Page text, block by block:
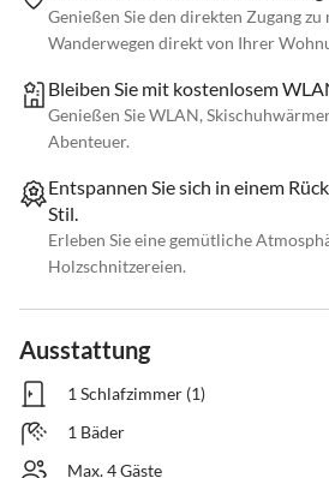
Genießen Sie den direkten Zugang zu
Wanderwegen direkt von Ihrer
Bleiben Sie mit kostenlosem
Genießen Sie WLAN,
Abenteuer.
Entspannen Sie sich in einem
Stil.
Erleben Sie eine gemütliche
Holzschnitzereien.
Ausstattung
1 Schlafzimmer (1)
1 Bäder
Max. 4 Gäste